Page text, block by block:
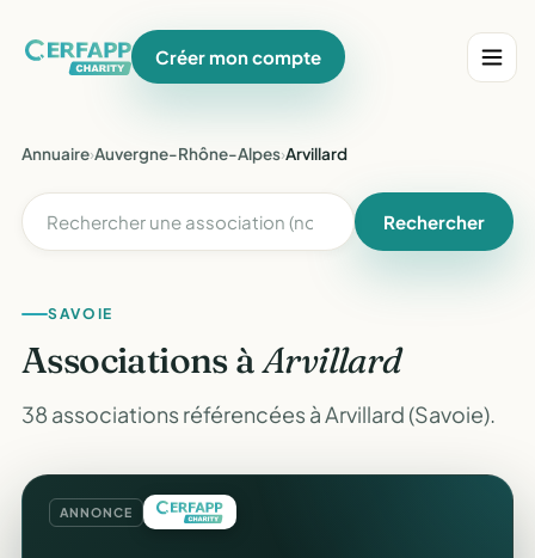
Créer mon compte
Annuaire›Auvergne-Rhône-Alpes›Arvillard
Rechercher
SAVOIE
Associations àArvillard
38 associations référencées à Arvillard (Savoie).
ANNONCE